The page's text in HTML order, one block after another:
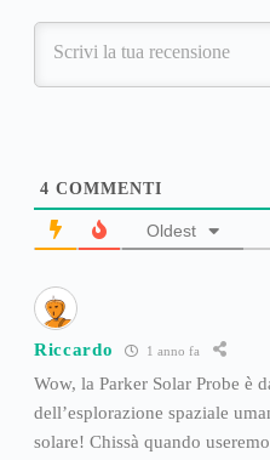
4 COMMENTI
Oldest
Riccardo 1 anno fa
Wow, la Parker Solar Probe è
dell’esplorazione spaziale
solare! Chissà quando